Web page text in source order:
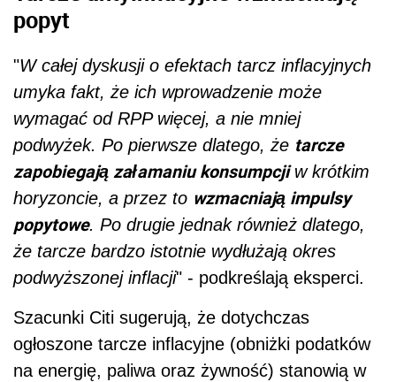
popyt
"W całej dyskusji o efektach tarcz inflacyjnych
umyka fakt, że ich wprowadzenie może
wymagać od RPP więcej, a nie mniej
podwyżek. Po pierwsze dlatego, że tarcze
zapobiegają załamaniu konsumpcjiw krótkim
horyzoncie, a przez to wzmacniają impulsy
popytowe. Po drugie jednak również dlatego,
że tarcze bardzo istotnie wydłużają okres
podwyższonej inflacji" - podkreślają eksperci.
Szacunki Citi sugerują, że dotychczas
ogłoszone tarcze inflacyjne (obniżki podatków
na energię, paliwa oraz żywność) stanowią w